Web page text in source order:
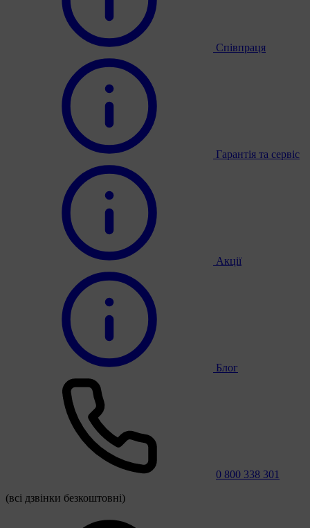
Співпраця
Гарантія та сервіс
Акції
Блог
0 800 338 301
(всі дзвінки безкоштовні)